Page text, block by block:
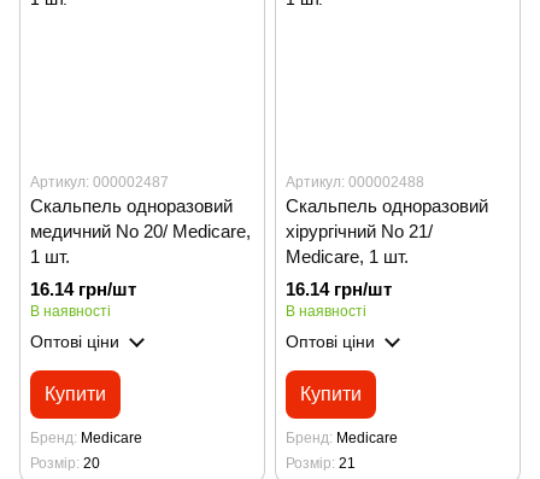
Артикул: 000002487
Скальпель одноразовий
медичний No 20/ Medicare,
1 шт.
16.14 грн/шт
В наявності
Оптові ціни
Купити
Бренд Medicare
Розмір 20
Артикул: 000002488
Скальпель одноразовий
хірургічний No 21/
Medicare, 1 шт.
16.14 грн/шт
В наявності
Оптові ціни
Купити
Бренд Medicare
Розмір 21